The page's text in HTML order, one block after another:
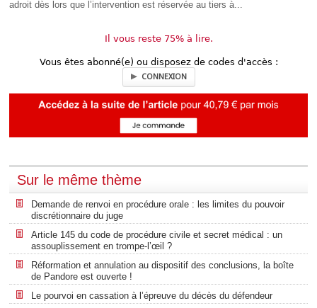
adroit dès lors que l’intervention est réservée au tiers à...
Il vous reste 75% à lire.
Vous êtes abonné(e) ou disposez de codes d'accès :
CONNEXION
Sur le même thème
Demande de renvoi en procédure orale : les limites du pouvoir
discrétionnaire du juge
Article 145 du code de procédure civile et secret médical : un
assouplissement en trompe-l’œil ?
Réformation et annulation au dispositif des conclusions, la boîte
de Pandore est ouverte !
Le pourvoi en cassation à l’épreuve du décès du défendeur